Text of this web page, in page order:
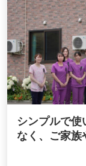
シンプルで
なく、ご家族